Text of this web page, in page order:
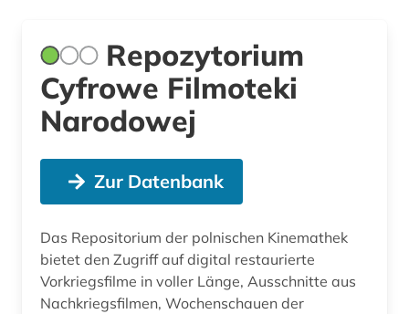
Repozytorium
Cyfrowe Filmoteki
Narodowej
Zur Datenbank
Das Repositorium der polnischen Kinemathek
bietet den Zugriff auf digital restaurierte
Vorkriegsfilme in voller Länge, Ausschnitte aus
Nachkriegsfilmen, Wochenschauen der